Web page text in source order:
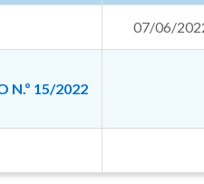
07/06/
N.º 15/2022